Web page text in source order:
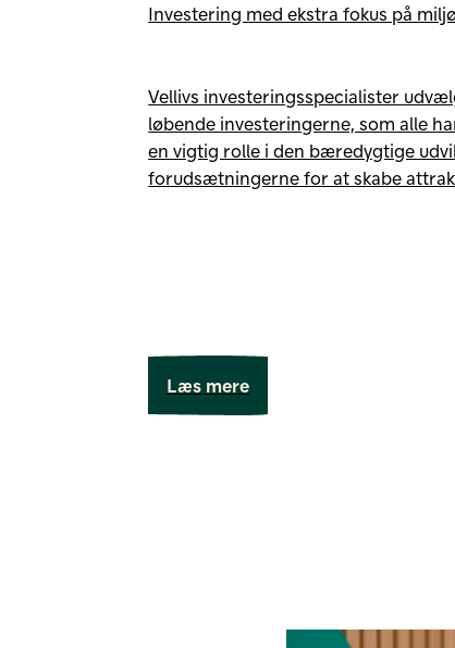
Investering med ekstra fokus på
Vellivs investeringsspecialister
løbende investeringerne, som alle
en vigtig rolle i den bæredygtige
forudsætningerne for at skabe
Læs mere